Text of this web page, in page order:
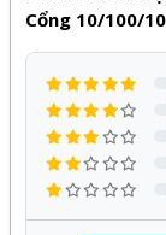
Cổng 10/100/